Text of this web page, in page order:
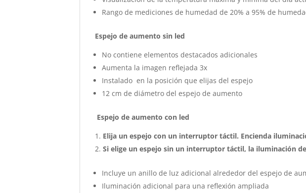
Rango de mediciones de humedad de 20% a 95% de
Espejo de aumento sin led
No contiene elementos destacados adicionales
Aumenta la imagen reflejada 3x
Instalado en la posición que elijas del espejo
12 cm de diámetro del espejo de aumento
Espejo de aumento con led
Elija un espejo con un interruptor táctil. Encienda
Si elige un espejo sin un interruptor táctil, la iluminación
Incluye un anillo de luz adicional alrededor del espejo de
Iluminación adicional para una reflexión ampliada